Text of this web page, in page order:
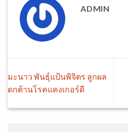
ADMIN
มะนาว พันธุ์แป้นพิจิตร ลูกผล
ดกต้านโรคแคงเกอร์ดี